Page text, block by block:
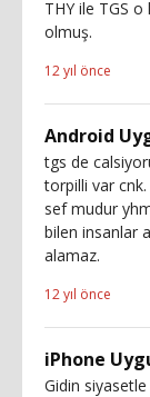
THY ile TGS
olmuş.
12 yıl önce
Android
tgs de
torpilli var
sef mudur
bilen insanlar
alamaz.
12 yıl önce
iPhone
Gidin